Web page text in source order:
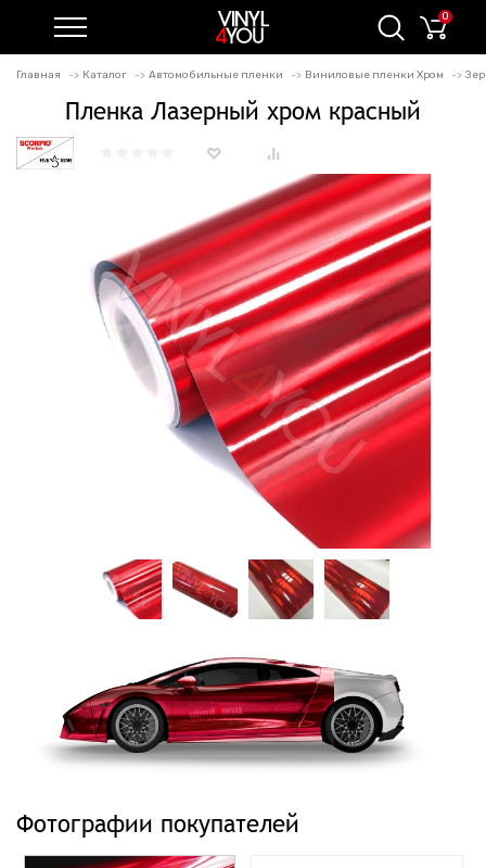
0
Главная Каталог Автомобильные пленки Виниловые пленки Хром
Пленка Лазерный хром красный
Фотографии покупателей